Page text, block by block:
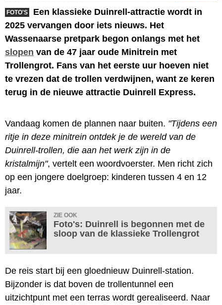
FOTO'S
Een klassieke Duinrell-attractie wordt in
2025 vervangen door iets nieuws. Het
Wassenaarse pretpark begon onlangs met het
slopen van de 47 jaar oude Minitrein met
Trollengrot. Fans van het eerste uur hoeven niet
te vrezen dat de trollen verdwijnen, want ze keren
terug in de nieuwe attractie Duinrell Express.
Vandaag komen de plannen naar buiten. "Tijdens een
ritje in deze minitrein ontdek je de wereld van de
Duinrell-trollen, die aan het werk zijn in de
kristalmijn", vertelt een woordvoerster. Men richt zich
op een jongere doelgroep: kinderen tussen 4 en 12
jaar.
ZIE OOK
Foto's: Duinrell is begonnen met de
sloop van de klassieke Trollengrot
De reis start bij een gloednieuw Duinrell-station.
Bijzonder is dat boven de trollentunnel een
uitzichtpunt met een terras wordt gerealiseerd. Naar